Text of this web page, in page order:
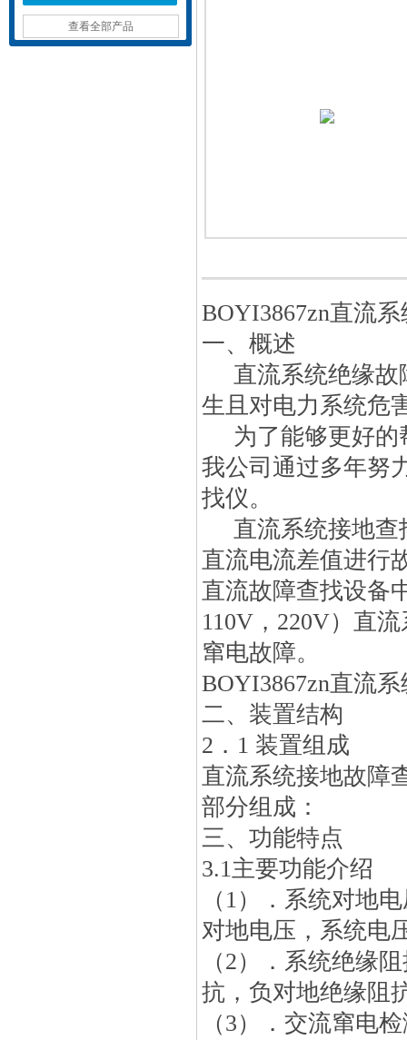
仪 查看全部产品
BOYI3867zn直流
一、概述
直流系统绝缘故
生且对电力系统危
为了能够更好的
我公司通过多年努
找仪。
直流系统接地查
直流电流差值进行
直流故障查找设备
110V，220V）直
窜电故障。
BOYI3867zn直流
二、装置结构
2．1 装置组成
直流系统接地故障
部分组成：
三、功能特点
3.1主要功能介绍
（1）．系统对地
对地电压，系统电
（2）．系统绝缘
抗，负对地绝缘阻
（3）．交流窜电